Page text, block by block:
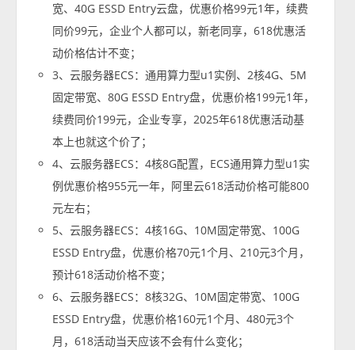
宽、40G ESSD Entry云盘，优惠价格99元1年，续费
同价99元，企业个人都可以，新老同享，618优惠活
动价格估计不变；
3、云服务器ECS：通用算力型u1实例、2核4G、5M
固定带宽、80G ESSD Entry盘，优惠价格199元1年，
续费同价199元，企业专享，2025年618优惠活动基
本上也就这个价了；
4、云服务器ECS：4核8G配置，ECS通用算力型u1实
例优惠价格955元一年，阿里云618活动价格可能800
元左右；
5、云服务器ECS：4核16G、10M固定带宽、100G
ESSD Entry盘，优惠价格70元1个月、210元3个月，
预计618活动价格不变；
6、云服务器ECS：8核32G、10M固定带宽、100G
ESSD Entry盘，优惠价格160元1个月、480元3个
月，618活动当天应该不会有什么变化；